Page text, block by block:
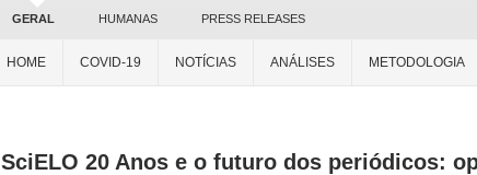
GERAL HUMANAS PRESS RELEASES
HOME COVID-19 NOTÍCIAS ANÁLISES METODOLOGIA
SciELO 20 Anos e o futuro dos periódicos: